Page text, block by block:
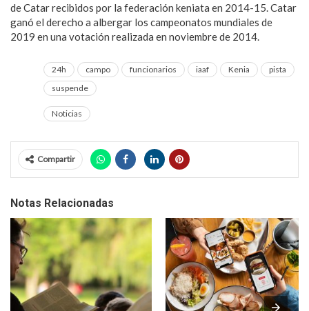
de Catar recibidos por la federación keniata en 2014-15. Catar
ganó el derecho a albergar los campeonatos mundiales de
2019 en una votación realizada en noviembre de 2014.
24h campo funcionarios iaaf Kenia
pista
suspende
Noticias
Compartir
Notas Relacionadas